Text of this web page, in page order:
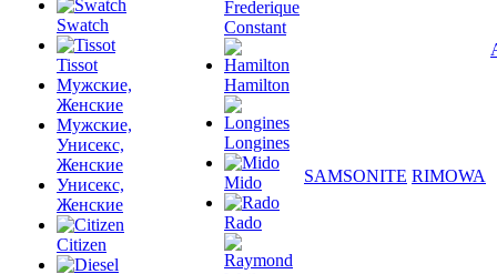
Swatch
Tissot
Мужские,
Женские
Мужские,
Унисекс,
Женские
Унисекс,
Женские
Citizen
Frederique
Constant
Hamilton
Longines
Mido
Rado
SAMSONITE RIMOWA